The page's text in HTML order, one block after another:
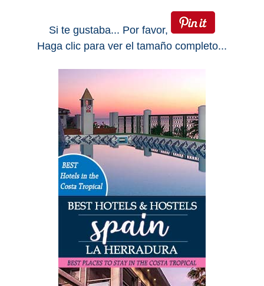
Si te gustaba... Por favor,
Haga clic para ver el tamaño completo...